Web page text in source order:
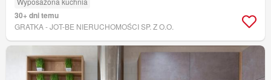
30+ dni temu
GRATKA - JOT-BE NIERUCHOMOŚCI SP. Z O.O.